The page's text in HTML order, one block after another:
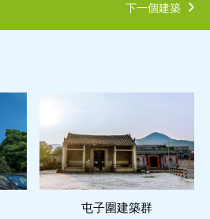
下一個建築
閱讀更多
屯子圍建築群